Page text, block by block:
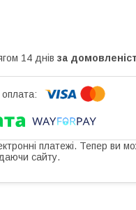
14 днів за
платежі. Тепер ви
сайту.